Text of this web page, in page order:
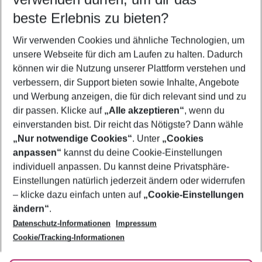
Frübucher Angebote Rhodos für 2026
Pauschalreisen Rhodos
Flug & Hotel Rhodos
Urlaub Rhodos
Familienurlaub Rhodos
Footer
Footer navigation
Über uns
AGB
Bestpreisgarantie
Cookie-Einstellungen ändern
Cookie-Richtlinie
Agenturbetreuung
Barrierefreies Reisen
Folge uns
beste Erlebnis zu bieten?
Wir verwenden Cookies und ähnliche Technologien, um
unsere Webseite für dich am Laufen zu halten. Dadurch
können wir die Nutzung unserer Plattform verstehen und
verbessern, dir Support bieten sowie Inhalte, Angebote
und Werbung anzeigen, die für dich relevant sind und zu
dir passen. Klicke auf „Alle akzeptieren“, wenn du
einverstanden bist. Dir reicht das Nötigste? Dann wähle
„Nur notwendige Cookies“. Unter „Cookies
anpassen“ kannst du deine Cookie-Einstellungen
individuell anpassen. Du kannst deine Privatsphäre-
Einstellungen natürlich jederzeit ändern oder widerrufen
– klicke dazu einfach unten auf „Cookie-Einstellungen
ändern“.
Datenschutz-Informationen
Impressum
Cookie/Tracking-Informationen